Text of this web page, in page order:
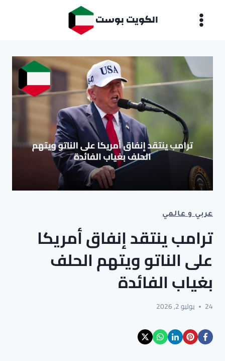
الكويت بوست
عربي و عالمي
ترامب ينتقد إنفاق أمريكا
على الناتو ويتهم الحلف
بغياب الفائدة
24 يوليو 2, 2026